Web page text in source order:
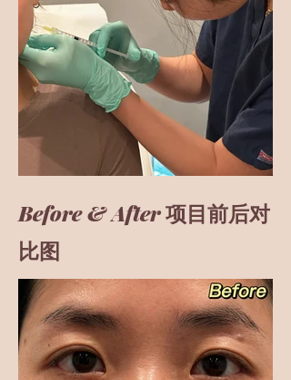
Before & After项目前后对
比图